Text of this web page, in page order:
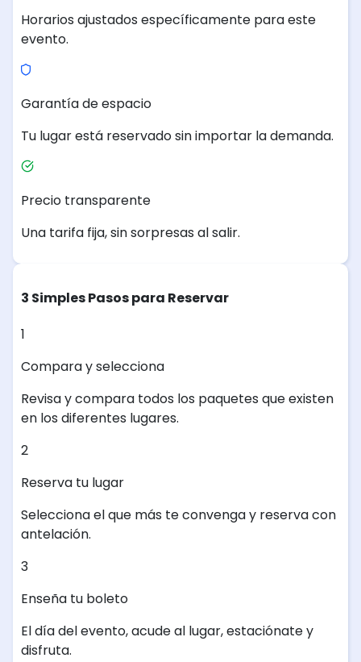
Horarios ajustados específicamente para este
evento.
Garantía de espacio
Tu lugar está reservado sin importar la demanda.
Precio transparente
Una tarifa fija, sin sorpresas al salir.
3 Simples Pasos para Reservar
1
Compara y selecciona
Revisa y compara todos los paquetes que existen
en los diferentes lugares.
2
Reserva tu lugar
Selecciona el que más te convenga y reserva con
antelación.
3
Enseña tu boleto
El día del evento, acude al lugar, estaciónate y
disfruta.